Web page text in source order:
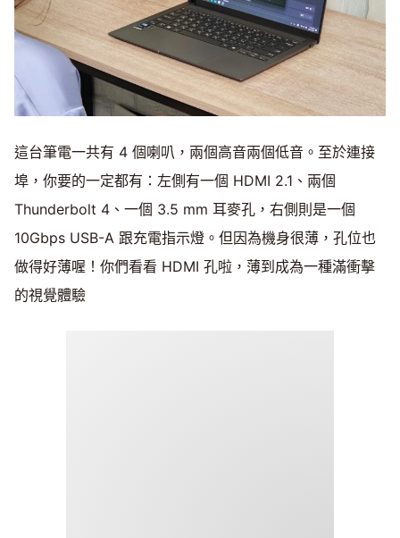
這台筆電一共有 4 個喇叭，兩個高音兩個低音。至於連接
埠，你要的一定都有：左側有一個 HDMI 2.1、兩個
Thunderbolt 4、一個 3.5 mm 耳麥孔，右側則是一個
10Gbps USB-A 跟充電指示燈。但因為機身很薄，孔位也
做得好薄喔！你們看看 HDMI 孔啦，薄到成為一種滿衝擊
的視覺體驗